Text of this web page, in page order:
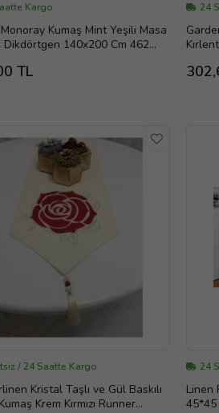
Kargo
Kumaş Mint Yeşili Masa
140x200 Cm 462
TL
24
/ 24 Saatte Kargo
Kristal Taşlı ve Gül Baskılı
Krem Kırmızı Runner
24
Linen